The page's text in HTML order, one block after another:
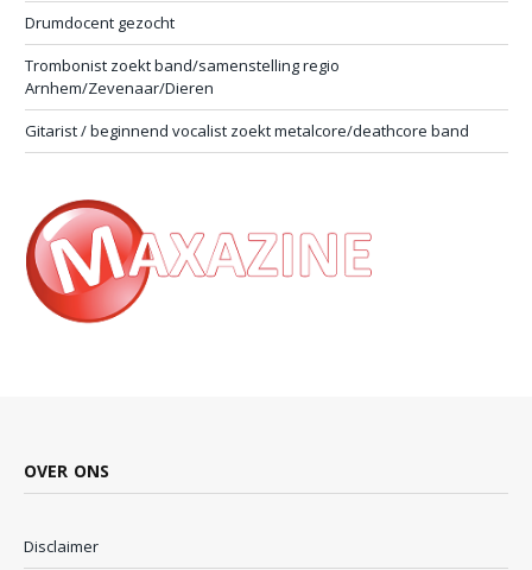
Drumdocent gezocht
Trombonist zoekt band/samenstelling regio
Arnhem/Zevenaar/Dieren
Gitarist / beginnend vocalist zoekt metalcore/deathcore band
OVER ONS
Disclaimer